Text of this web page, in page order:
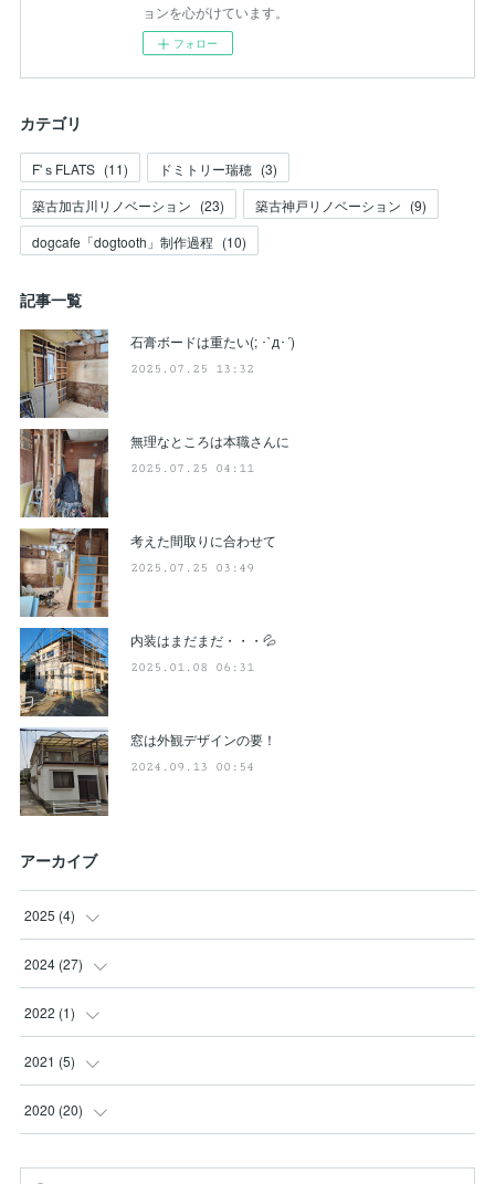
ョンを心がけています。
フォロー
カテゴリ
F'ｓFLATS (11) ドミトリー瑞穂 (3)
築古加古川リノベーション (23) 築古神戸リノベーション (9)
dogcafe「dogtooth」制作過程 (10)
記事一覧
石膏ボードは重たい(; ･`д･´)
2025.07.25 13:32
無理なところは本職さんに
2025.07.25 04:11
考えた間取りに合わせて
2025.07.25 03:49
内装はまだまだ・・・💦
2025.01.08 06:31
窓は外観デザインの要！
2024.09.13 00:54
アーカイブ
2025 (4)
(3
( )
2024 (27)
( )
( )
(12
2022 (1)
( )
2021 (5)
(2
2020 (20)